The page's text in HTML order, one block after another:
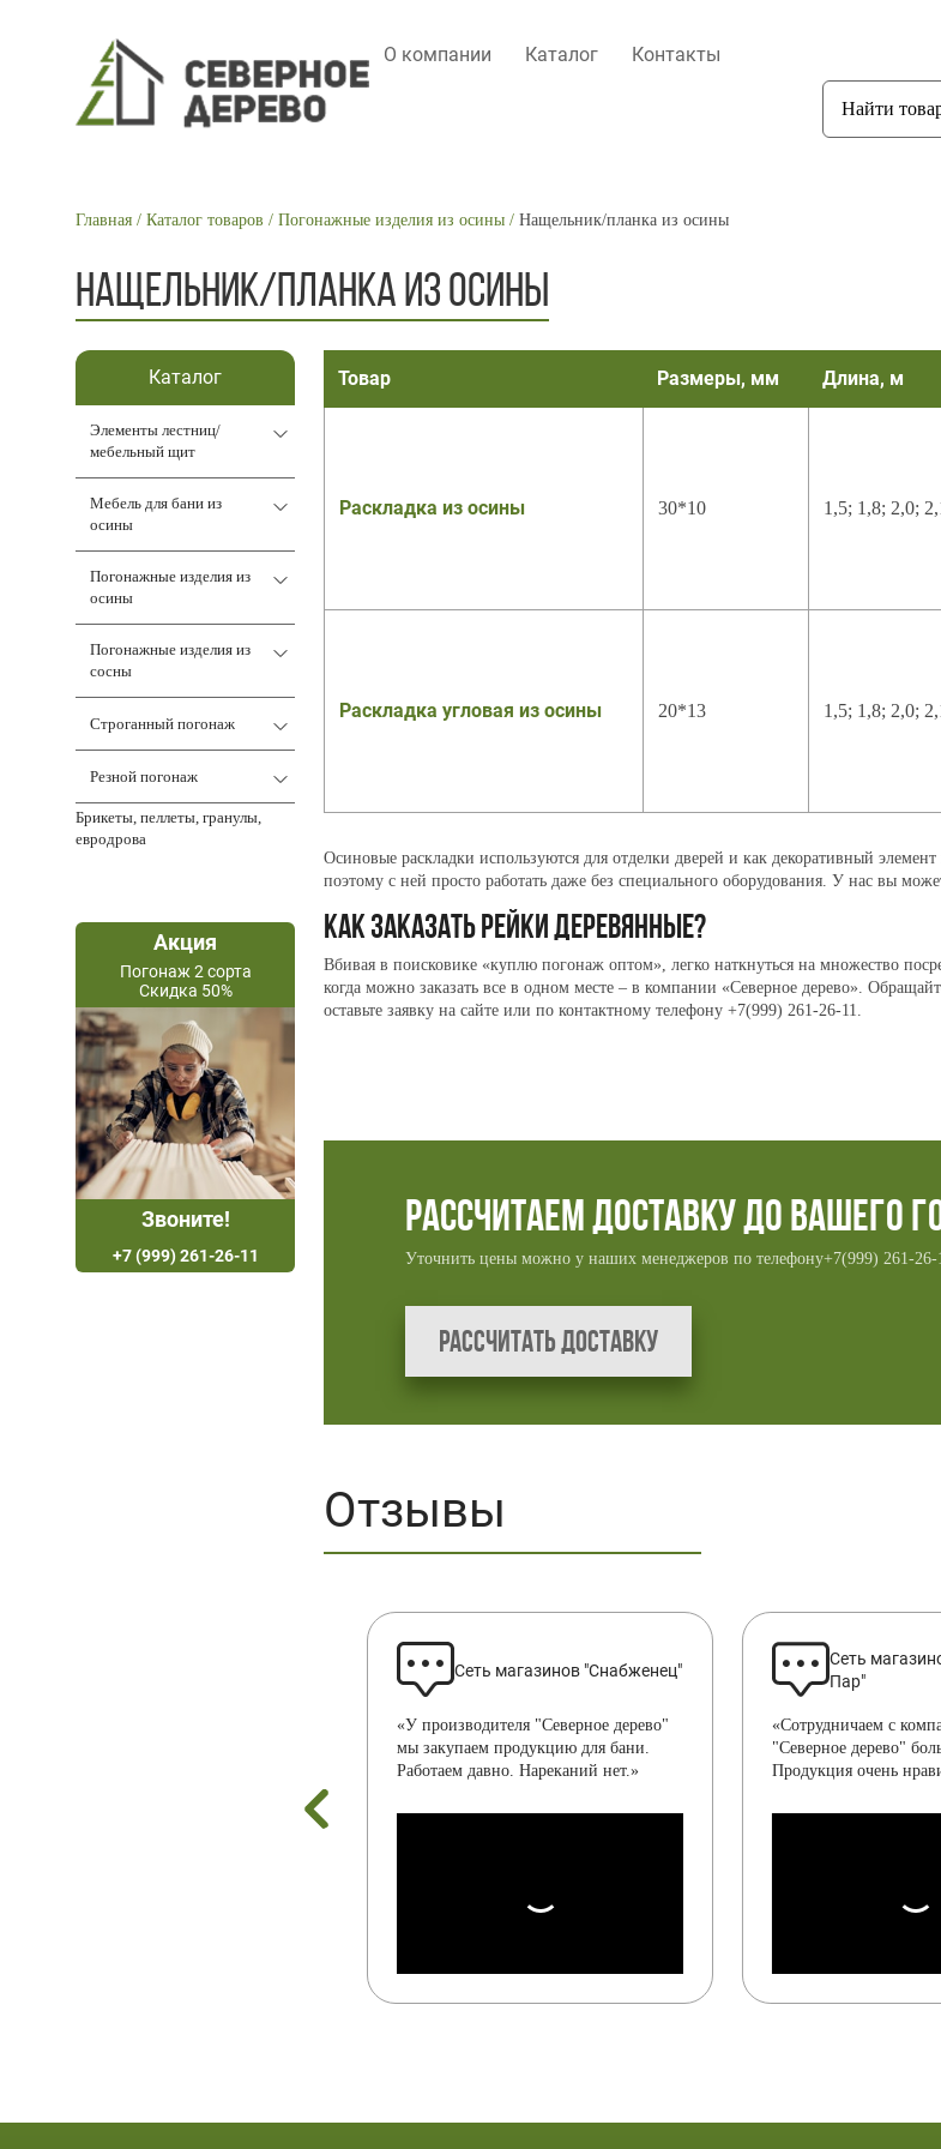
MAIN
О компании Каталог Контакты
СТРОКА
Главная Каталог товаров Погонажные изделия из осины Нащельник/планка из осины
НАЩЕЛЬНИК/ПЛАНКА ИЗ ОСИНЫ
Каталог
Элементы лестниц/
мебельный щит
Мебель для бани из
осины
Погонажные изделия из
осины
Погонажные изделия из
сосны
Строганный погонаж
Резной погонаж
Брикеты, пеллеты, гранулы,
евродрова
Акция
Погонаж 2 сорта
Скидка 50%
Звоните!
+7 (999) 261-26-11
Товар Размеры, мм Длина, м
Раскладка из осины 30*10 1,5; 1,8; 2,0;
Раскладка угловая из осины 20*13 1,5; 1,8; 2,0;
Осиновые раскладки используются для отделки дверей и как декоративный
поэтому с ней просто работать даже без специального оборудования. У нас вы
КАК ЗАКАЗАТЬ РЕЙКИ ДЕРЕВЯННЫЕ?
Вбивая в поисковике «куплю погонаж оптом», легко наткнуться на множество
когда можно заказать все в одном месте – в компании «Северное дерево».
оставьте заявку на сайте или по контактному телефону +7(999) 261-26-11.
Рассчитаем доставку до вашего
Уточнить цены можно у наших менеджеров по телефону+7(999) 261-26-
Рассчитать доставку
Отзывы
Сеть магазинов "Снабженец"
«У производителя "Северное дерево"
мы закупаем продукцию для бани.
Работаем давно. Нареканий нет.»
Сеть
Пар"
«Сотрудничаем с
"Северное дерево"
Продукция очень